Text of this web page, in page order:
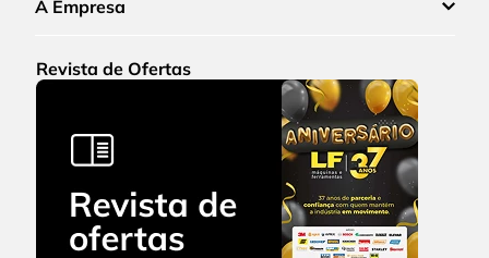
A Empresa
Revista de Ofertas